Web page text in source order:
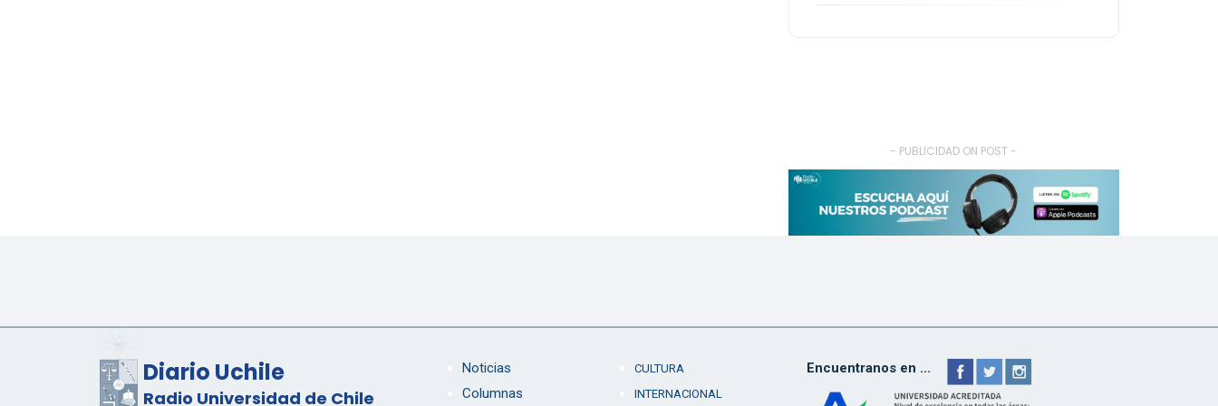
- PUBLICIDAD ON POST -
Diario Uchile
Radio Universidad de Chile
Noticias
Columnas
CULTURA
INTERNACIONAL
Encuentranos en ...